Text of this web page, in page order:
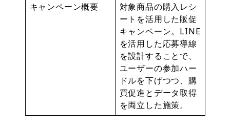
キャンペーン概要
対象商品の購入レシ
ートを活用した販促
キャンペーン。LINE
を活用した応募導線
を設計することで、
ユーザーの参加ハー
ドルを下げつつ、購
買促進とデータ取得
を両立した施策。